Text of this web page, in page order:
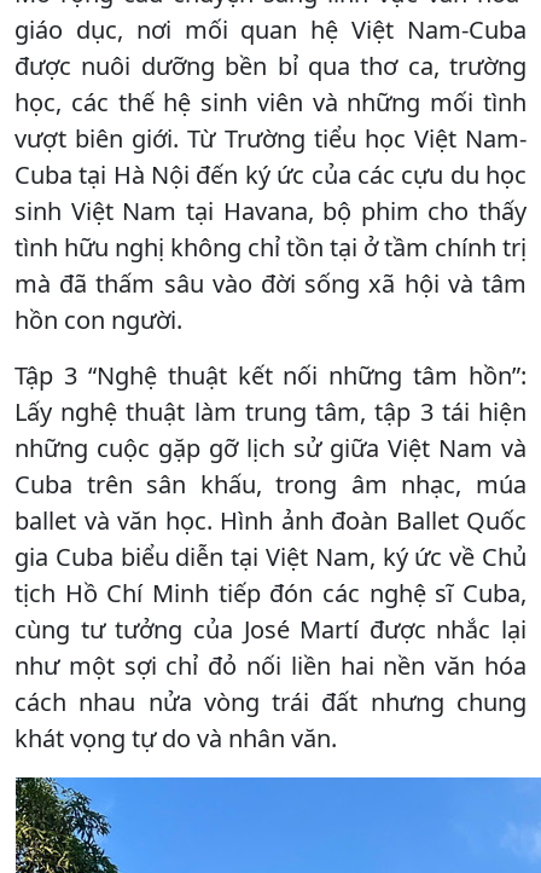
giáo dục, nơi mối quan hệ Việt Nam-Cuba
được nuôi dưỡng bền bỉ qua thơ ca, trường
học, các thế hệ sinh viên và những mối tình
vượt biên giới. Từ Trường tiểu học Việt Nam-
Cuba tại Hà Nội đến ký ức của các cựu du học
sinh Việt Nam tại Havana, bộ phim cho thấy
tình hữu nghị không chỉ tồn tại ở tầm chính trị
mà đã thấm sâu vào đời sống xã hội và tâm
hồn con người.
Tập 3 “Nghệ thuật kết nối những tâm hồn”:
Lấy nghệ thuật làm trung tâm, tập 3 tái hiện
những cuộc gặp gỡ lịch sử giữa Việt Nam và
Cuba trên sân khấu, trong âm nhạc, múa
ballet và văn học. Hình ảnh đoàn Ballet Quốc
gia Cuba biểu diễn tại Việt Nam, ký ức về Chủ
tịch Hồ Chí Minh tiếp đón các nghệ sĩ Cuba,
cùng tư tưởng của José Martí được nhắc lại
như một sợi chỉ đỏ nối liền hai nền văn hóa
cách nhau nửa vòng trái đất nhưng chung
khát vọng tự do và nhân văn.